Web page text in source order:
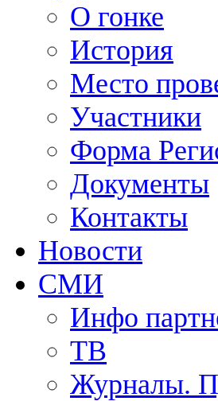
О гонке
История
Место
Участники
Форма
Документы
Контакты
Новости
СМИ
Инфо
ТВ
Журналы.